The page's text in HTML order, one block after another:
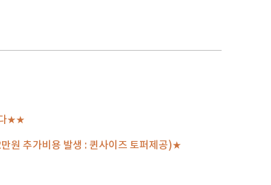
다★★
원 추가비용 발생 : 퀸사이즈 토퍼제공)★